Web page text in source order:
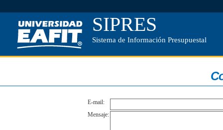
SIPRES
Sistema de Información Presupuestal
E-mail:
Mensaje: